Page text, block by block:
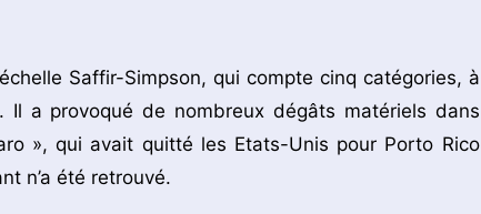
Saffir-Simpson, qui compte cinq catégories, à
Il a provoqué de nombreux dégâts matériels dans
», qui avait quitté les Etats-Unis pour Porto Rico
n’a été retrouvé.